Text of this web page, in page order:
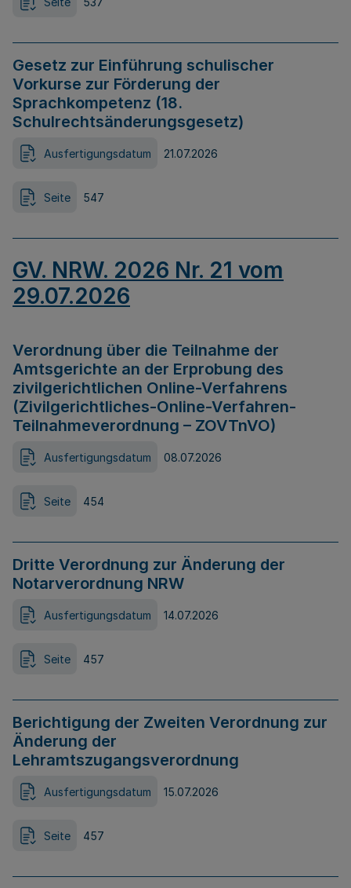
Gesetz zur Einführung schulischer
Vorkurse zur Förderung der
Sprachkompetenz (18.
Schulrechtsänderungsgesetz)
Ausfertigungsdatum 21.07.2026
Seite 547
GV. NRW. 2026 Nr. 21 vom
29.07.2026
Verordnung über die Teilnahme der
Amtsgerichte an der Erprobung des
zivilgerichtlichen Online-Verfahrens
(Zivilgerichtliches-Online-Verfahren-
Teilnahmeverordnung – ZOVTnVO)
Ausfertigungsdatum 08.07.2026
Seite 454
Dritte Verordnung zur Änderung der
Notarverordnung NRW
Ausfertigungsdatum 14.07.2026
Seite 457
Berichtigung der Zweiten Verordnung zur
Änderung der
Lehramtszugangsverordnung
Ausfertigungsdatum 15.07.2026
Seite 457